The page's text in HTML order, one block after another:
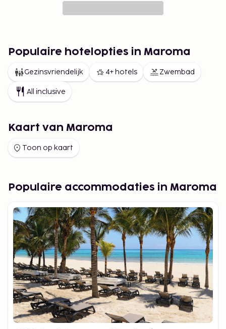
Populaire hotelopties in Maroma
Gezinsvriendelijk 4+ hotels Zwembad
All inclusive
Kaart van Maroma
Toon op kaart
Populaire accommodaties in Maroma